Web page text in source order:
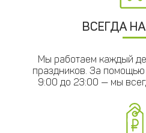
ВСЕГДА
Мы работаем каждый
праздников. За
9:00 до 23:00 — мы